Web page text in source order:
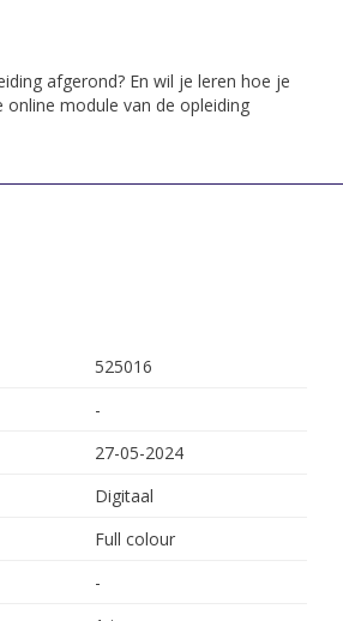
afgerond? En wil je leren hoe je
module van de opleiding
525016
-
27-05-2024
Digitaal
Full colour
-